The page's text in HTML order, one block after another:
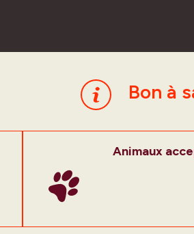
Bon à
Animaux